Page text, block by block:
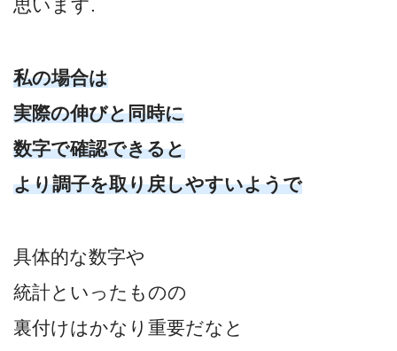
思います.
私の場合は
実際の伸びと同時に
数字で確認できると
より調子を取り戻しやすいようで
具体的な数字や
統計といったものの
裏付けはかなり重要だなと